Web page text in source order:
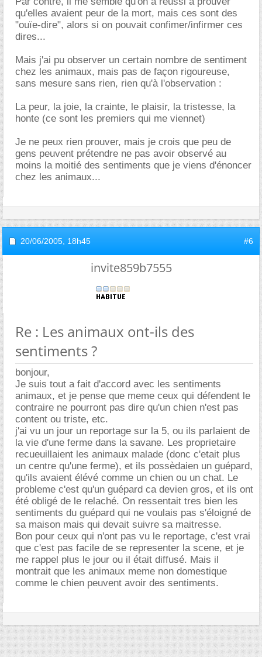
qu'elles avaient peur de la mort, mais ces sont des
"ouïe-dire", alors si on pouvait confimer/infirmer ces
dires...
Mais j'ai pu observer un certain nombre de sentiment
chez les animaux, mais pas de façon rigoureuse,
sans mesure sans rien, rien qu'à l'observation :
La peur, la joie, la crainte, le plaisir, la tristesse, la
honte (ce sont les premiers qui me viennet)
Je ne peux rien prouver, mais je crois que peu de
gens peuvent prétendre ne pas avoir observé au
moins la moitié des sentiments que je viens d'énoncer
chez les animaux...
20/06/2005, 18h45 #6
invite859b7555
Re : Les animaux ont-ils des
sentiments ?
bonjour,
Je suis tout a fait d'accord avec les sentiments
animaux, et je pense que meme ceux qui défendent le
contraire ne pourront pas dire qu'un chien n'est pas
content ou triste, etc.
j'ai vu un jour un reportage sur la 5, ou ils parlaient de
la vie d'une ferme dans la savane. Les proprietaire
recueuillaient les animaux malade (donc c'etait plus
un centre qu'une ferme), et ils possèdaien un guépard,
qu'ils avaient élévé comme un chien ou un chat. Le
probleme c'est qu'un guépard ca devien gros, et ils ont
été obligé de le relaché. On ressentait tres bien les
sentiments du guépard qui ne voulais pas s'éloigné de
sa maison mais qui devait suivre sa maitresse.
Bon pour ceux qui n'ont pas vu le reportage, c'est vrai
que c'est pas facile de se representer la scene, et je
me rappel plus le jour ou il était diffusé. Mais il
montrait que les animaux meme non domestique
comme le chien peuvent avoir des sentiments.